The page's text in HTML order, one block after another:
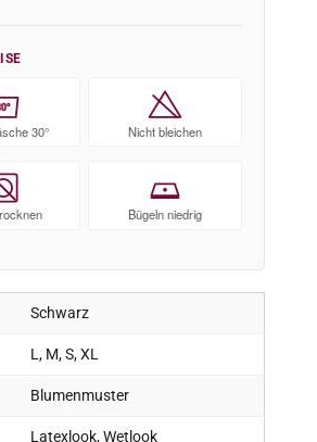
Schwarz
L, M, S, XL
Blumenmuster
Latexlook, Wetlook
30° Nicht bleichen
Bügeln niedrig